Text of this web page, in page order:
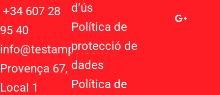
+34 607 28
95 40
info@testampo.com
Provença 67,
Local 1
d’ús
Política de
protecció de
dades
Política de
o
g